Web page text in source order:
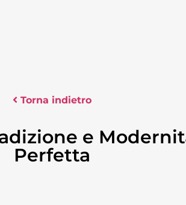
Torna indietro
e
Perfetta